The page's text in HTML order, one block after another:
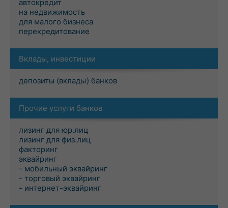
автокредит
на недвижимость
для малого бизнеса
перекредитование
Вклады, инвестиции
депозиты (вклады) банков
Прочие услуги банков
лизинг для юр.лиц
лизинг для физ.лиц
факторинг
эквайринг
- мобильный эквайринг
- торговый эквайринг
- интернет-эквайринг